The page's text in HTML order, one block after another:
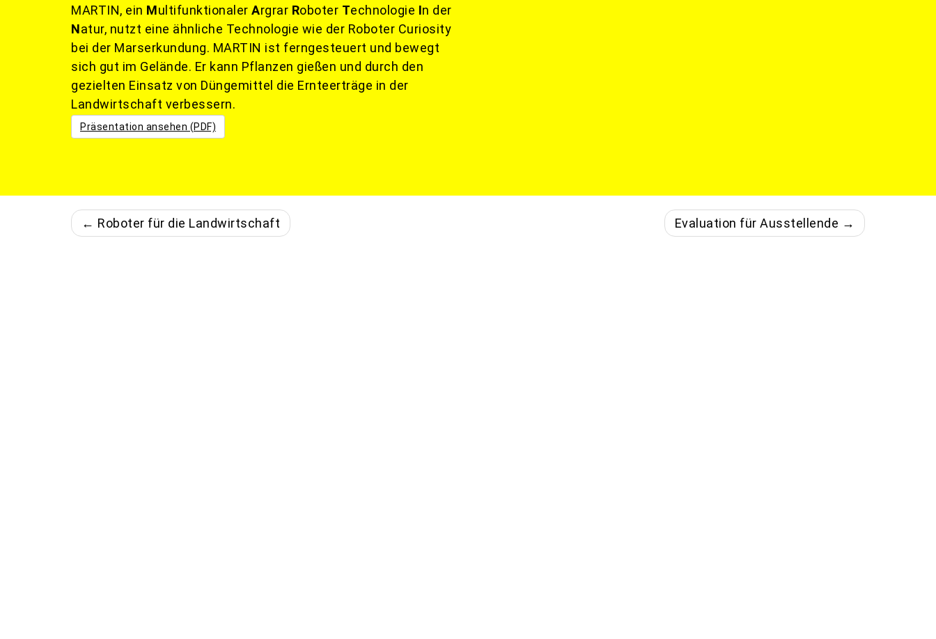
MARTIN, ein Multifunktionaler Argrar Roboter Technologie In der
Natur, nutzt eine ähnliche Technologie wie der Roboter Curiosity
bei der Marserkundung. MARTIN ist ferngesteuert und bewegt
sich gut im Gelände. Er kann Pflanzen gießen und durch den
gezielten Einsatz von Düngemittel die Ernteerträge in der
Landwirtschaft verbessern.
Präsentation ansehen (PDF)
← Roboter für die Landwirtschaft Evaluation für Ausstellende →